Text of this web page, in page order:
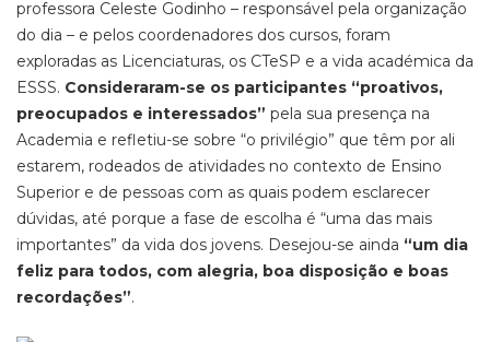
professora Celeste Godinho – responsável pela organização
do dia – e pelos coordenadores dos cursos, foram
exploradas as Licenciaturas, os CTeSP e a vida académica da
ESSS. Consideraram-se os participantes “proativos,
preocupados e interessados” pela sua presença na
Academia e refletiu-se sobre “o privilégio” que têm por ali
estarem, rodeados de atividades no contexto de Ensino
Superior e de pessoas com as quais podem esclarecer
dúvidas, até porque a fase de escolha é “uma das mais
importantes” da vida dos jovens. Desejou-se ainda “um dia
feliz para todos, com alegria, boa disposição e boas
recordações”.